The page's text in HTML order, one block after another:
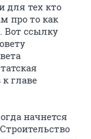
для тех кто
про то как
Вот ссылку
главе
начнется